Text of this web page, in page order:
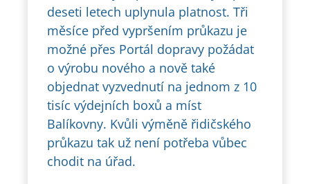
deseti letech uplynula platnost. Tři
měsíce před vypršením průkazu je
možné přes Portál dopravy požádat
o výrobu nového a nově také
objednat vyzvednutí na jednom z 10
tisíc výdejních boxů a míst
Balíkovny. Kvůli výměně řidičského
průkazu tak už není potřeba vůbec
chodit na úřad.